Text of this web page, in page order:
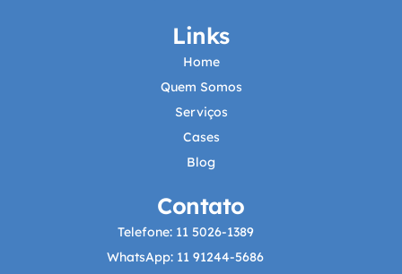
Links
Home
Quem Somos
Serviços
Cases
Blog
Contato
Telefone: 11 5026-1389
WhatsApp: 11 91244-5686